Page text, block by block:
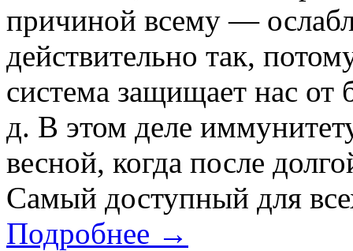
причиной всему —
действительно так,
система защищает нас от
д. В этом деле
весной, когда после
Самый доступный для
Подробнее →